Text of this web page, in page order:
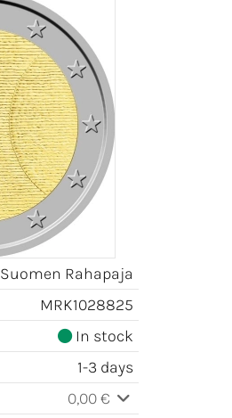
Suomen Rahapaja
MRK1028825
In stock
1-3 days
0,00 €